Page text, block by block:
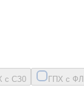
с СЗ0 ГПХ с ФЛ